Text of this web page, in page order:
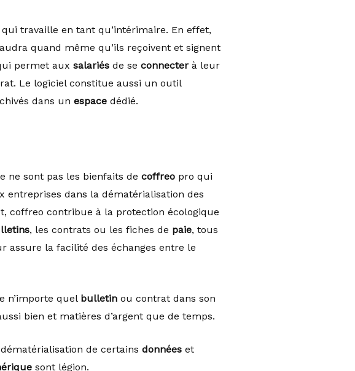
travaille en tant qu’intérimaire. En effet,
quand même qu’ils reçoivent et signent
permet aux salariésde se connecterà leur
Le logiciel constitue aussi un outil
dans un espacedédié.
ne sont pas les bienfaits de coffreopro qui
entreprises dans la dématérialisation des
coffreo contribue à la protection écologique
, les contrats ou les fiches de paie, tous
assure la facilité des échanges entre le
n’importe quel bulletinou contrat dans son
bien et matières d’argent que de temps.
de certains donnéeset
sont légion.